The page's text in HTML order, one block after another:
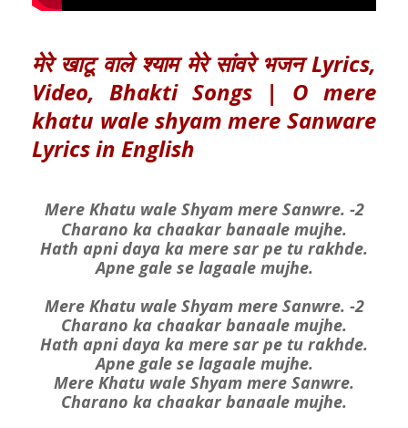
मेरे खाटू वाले श्याम मेरे सांवरे भजन Lyrics,
Video, Bhakti Songs | O mere
khatu wale shyam mere Sanware
Lyrics in English
Mere Khatu wale Shyam mere Sanwre. -2
Charano ka chaakar banaale mujhe.
Hath apni daya ka mere sar pe tu rakhde.
Apne gale se lagaale mujhe.
Mere Khatu wale Shyam mere Sanwre. -2
Charano ka chaakar banaale mujhe.
Hath apni daya ka mere sar pe tu rakhde.
Apne gale se lagaale mujhe.
Mere Khatu wale Shyam mere Sanwre.
Charano ka chaakar banaale mujhe.